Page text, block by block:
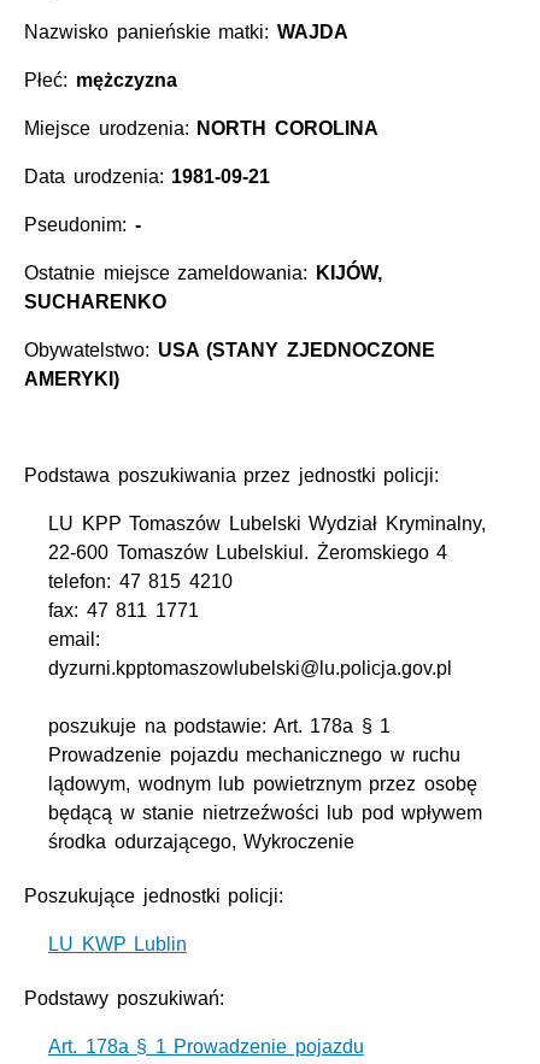
Nazwisko panieńskie matki: WAJDA
Płeć: mężczyzna
Miejsce urodzenia: NORTH COROLINA
Data urodzenia: 1981-09-21
Pseudonim: -
Ostatnie miejsce zameldowania:
KIJÓW,
SUCHARENKO
Obywatelstwo: USA (STANY ZJEDNOCZONE
AMERYKI)
Podstawa poszukiwania przez jednostki policji:
LU KPP Tomaszów Lubelski Wydział Kryminalny,
22-600 Tomaszów Lubelskiul. Żeromskiego 4
telefon: 47 815 4210
fax: 47 811 1771
email:
dyzurni.kpptomaszowlubelski@lu.policja.gov.pl
poszukuje na podstawie: Art. 178a § 1
Prowadzenie pojazdu mechanicznego w ruchu
lądowym, wodnym lub powietrznym przez osobę
będącą w stanie nietrzeźwości lub pod wpływem
środka odurzającego, Wykroczenie
Poszukujące jednostki policji:
LU KWP Lublin
Podstawy poszukiwań:
Art. 178a § 1 Prowadzenie pojazdu